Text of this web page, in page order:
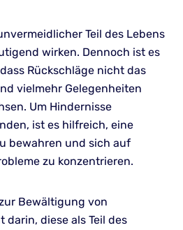
Teil des Lebens
wirken. Dennoch ist es
Rückschläge nicht das
vielmehr Gelegenheiten
Um Hindernisse
ist es hilfreich, eine
bewahren und sich auf
zu konzentrieren.
Bewältigung von
darin, diese als Teil des